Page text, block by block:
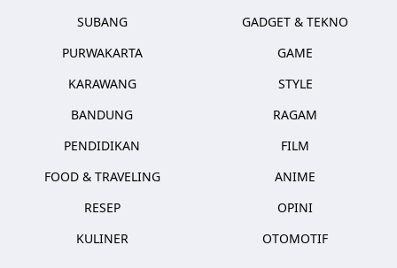
SUBANG
PURWAKARTA
KARAWANG
BANDUNG
PENDIDIKAN
FOOD & TRAVELING
RESEP
KULINER
GADGET & TEKNO
GAME
STYLE
RAGAM
FILM
ANIME
OPINI
OTOMOTIF